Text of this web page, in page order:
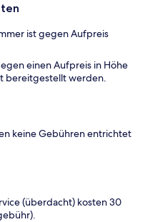
ist gegen Aufpreis
einen Aufpreis in Höhe
bereitgestellt werden.
keine Gebühren entrichtet
(überdacht) kosten 30